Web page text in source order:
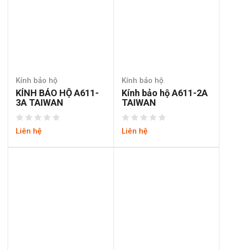
Kính bảo hộ
KÍNH BẢO HỘ A611-
3A TAIWAN
Liên hệ
Kính bảo hộ
Kính bảo hộ A611-2A
TAIWAN
Liên hệ